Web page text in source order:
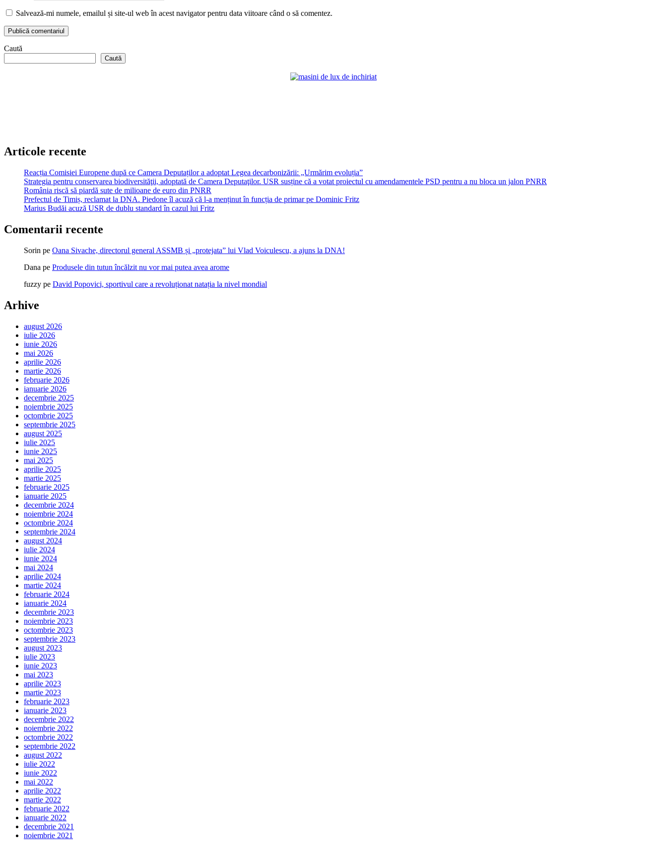
Salvează-mi numele, emailul și site-ul web în acest navigator pentru data viitoare când o să comentez.
Caută
Caută
Articole recente
Reacția Comisiei Europene după ce Camera Deputaților a adoptat Legea decarbonizării: „Urmărim evoluția”
Strategia pentru conservarea biodiversităţii, adoptată de Camera Deputaţilor. USR susține că a votat proiectul cu amendamentele PSD pentru a nu bloca un jalon PNRR
România riscă să piardă sute de milioane de euro din PNRR
Prefectul de Timiș, reclamat la DNA. Piedone îl acuză că l-a menținut în funcția de primar pe Dominic Fritz
Marius Budăi acuză USR de dublu standard în cazul lui Fritz
Comentarii recente
Sorin pe Oana Sivache, directorul general ASSMB și „protejata” lui Vlad Voiculescu, a ajuns la DNA!
Dana pe Produsele din tutun încălzit nu vor mai putea avea arome
fuzzy pe David Popovici, sportivul care a revoluționat natația la nivel mondial
Arhive
august 2026
iulie 2026
iunie 2026
mai 2026
aprilie 2026
martie 2026
februarie 2026
ianuarie 2026
decembrie 2025
noiembrie 2025
octombrie 2025
septembrie 2025
august 2025
iulie 2025
iunie 2025
mai 2025
aprilie 2025
martie 2025
februarie 2025
ianuarie 2025
decembrie 2024
noiembrie 2024
octombrie 2024
septembrie 2024
august 2024
iulie 2024
iunie 2024
mai 2024
aprilie 2024
martie 2024
februarie 2024
ianuarie 2024
decembrie 2023
noiembrie 2023
octombrie 2023
septembrie 2023
august 2023
iulie 2023
iunie 2023
mai 2023
aprilie 2023
martie 2023
februarie 2023
ianuarie 2023
decembrie 2022
noiembrie 2022
octombrie 2022
septembrie 2022
august 2022
iulie 2022
iunie 2022
mai 2022
aprilie 2022
martie 2022
februarie 2022
ianuarie 2022
decembrie 2021
noiembrie 2021